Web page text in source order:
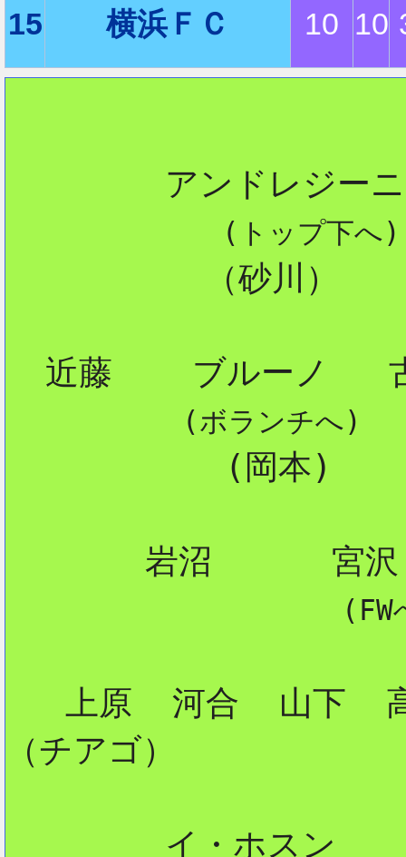
15 横浜ＦＣ 10 10
アンドレジー
(トップ下
          （砂川）
近藤    ブルーノ
(ボランチへ)
(
       岩沼      宮沢
上原  河合  山下
（チアゴ）
        イ・ホスン